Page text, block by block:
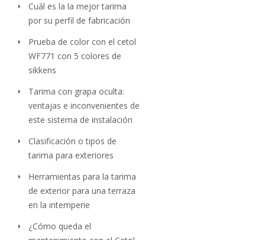
Cuál es la la mejor tarima
por su perfil de fabricación
Prueba de color con el cetol
WF771 con 5 colores de
sikkens
Tarima con grapa oculta:
ventajas e inconvenientes de
este sistema de instalación
Clasificación o tipos de
tarima para exteriores
Herramientas para la tarima
de exterior para una terraza
en la intemperie
¿Cómo queda el